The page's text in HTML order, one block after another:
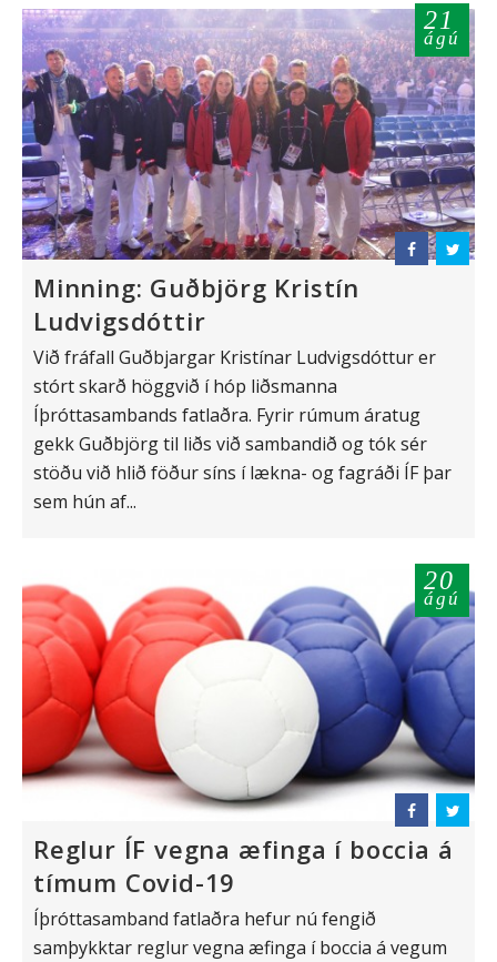
21
ágú
Minning: Guðbjörg Kristín
Ludvigsdóttir
Við fráfall Guðbjargar Kristínar Ludvigsdóttur er
stórt skarð höggvið í hóp liðsmanna
Íþróttasambands fatlaðra. Fyrir rúmum áratug
gekk Guðbjörg til liðs við sambandið og tók sér
stöðu við hlið föður síns í lækna- og fagráði ÍF þar
sem hún af...
20
ágú
Reglur ÍF vegna æfinga í boccia á
tímum Covid-19
Íþróttasamband fatlaðra hefur nú fengið
samþykktar reglur vegna æfinga í boccia á vegum